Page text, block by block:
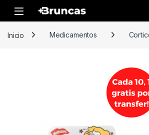
Skip to navigation
Skip to content
Inicio Medicamentos